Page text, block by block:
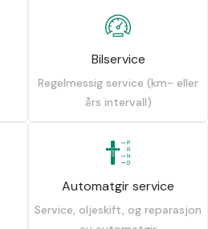
Bilservice
Regelmessig service (km- eller
års intervall)
Automatgir service
Service, oljeskift, og reparasjon